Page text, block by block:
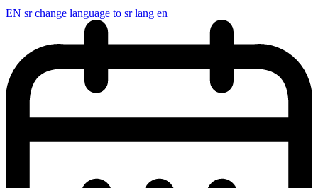
EN sr change language to sr lang en